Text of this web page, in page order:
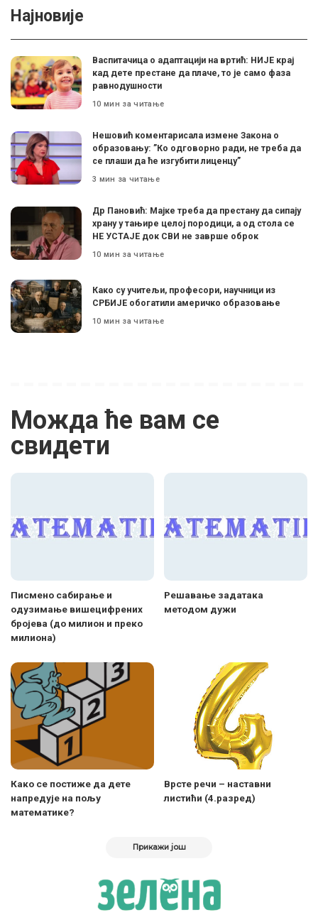
Најновије
Васпитачица о адаптацији на вртић: НИЈЕ крај
кад дете престане да плаче, то је само фаза
равнодушности
10 мин за читање
Нешовић коментарисала измене Закона о
образовању: ”Ко одговорно ради, не треба да
се плаши да ће изгубити лиценцу”
3 мин за читање
Др Пановић: Мајке треба да престану да сипају
храну у тањире целој породици, а од стола се
НЕ УСТАЈЕ док СВИ не заврше оброк
10 мин за читање
Како су учитељи, професори, научници из
СРБИЈЕ обогатили америчко образовање
10 мин за читање
Можда ће вам се
свидети
Писмено сабирање и
одузимање вишецифрених
бројева (до милион и преко
милиона)
Решавање задатака
методом дужи
Како се постиже да дете
напредује на пољу
математике?
Врсте речи – наставни
листићи (4.разред)
Прикажи још